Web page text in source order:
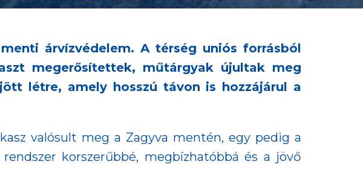
árvízvédelem. A térség uniós forrásból
megerősítettek, műtárgyak újultak meg
létre, amely hosszú távon is hozzájárul a
valósult meg a Zagyva mentén, egy pedig a
korszerűbbé, megbízhatóbbá és a jövő